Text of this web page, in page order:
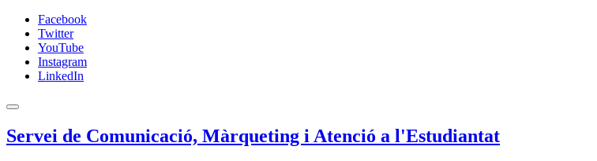
Facebook
Twitter
YouTube
Instagram
LinkedIn
Servei de Comunicació, Màrqueting i Atenció a l'Estudiantat